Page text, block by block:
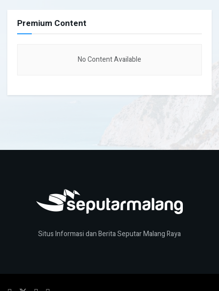
Premium Content
No Content Available
Situs Informasi dan Berita Seputar Malang Raya